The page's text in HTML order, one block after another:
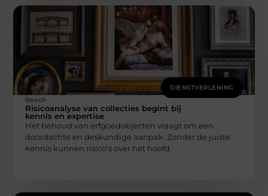
DIENSTVERLENING
Beech
Risicoanalyse van collecties begint bij
kennis en expertise
Het behoud van erfgoedobjecten vraagt om een
doordachte en deskundige aanpak. Zonder de juiste
kennis kunnen risico’s over het hoofd